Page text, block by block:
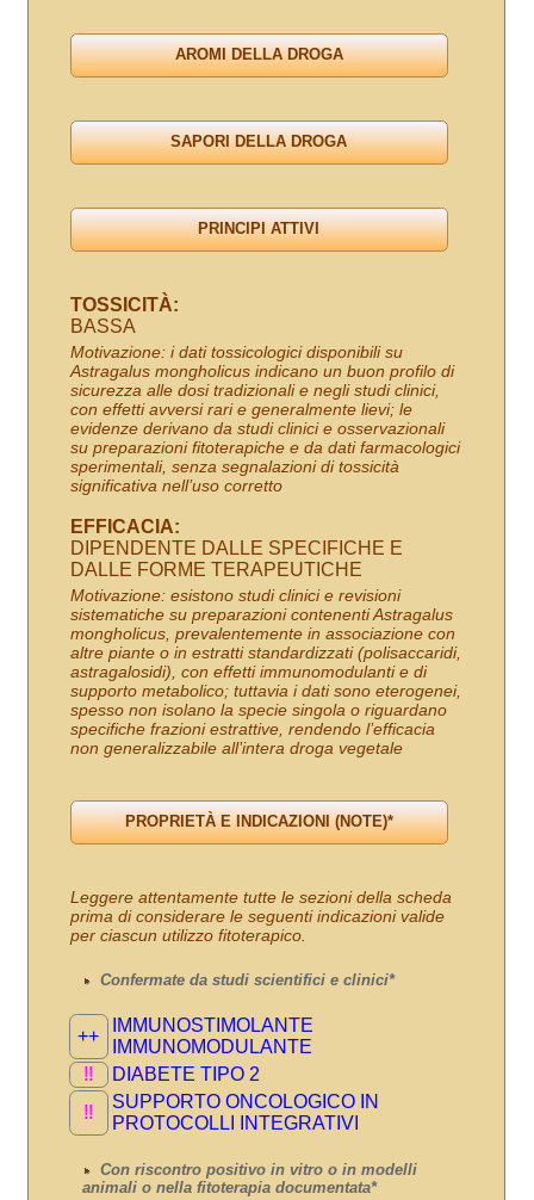
TOSSICITÀ:
BASSA
Motivazione: i dati tossicologici disponibili su
Astragalus mongholicus indicano un buon profilo di
sicurezza alle dosi tradizionali e negli studi clinici,
con effetti avversi rari e generalmente lievi; le
evidenze derivano da studi clinici e osservazionali
su preparazioni fitoterapiche e da dati farmacologici
sperimentali, senza segnalazioni di tossicità
significativa nell’uso corretto
EFFICACIA:
DIPENDENTE DALLE SPECIFICHE E
DALLE FORME TERAPEUTICHE
Motivazione: esistono studi clinici e revisioni
sistematiche su preparazioni contenenti Astragalus
mongholicus, prevalentemente in associazione con
altre piante o in estratti standardizzati (polisaccaridi,
astragalosidi), con effetti immunomodulanti e di
supporto metabolico; tuttavia i dati sono eterogenei,
spesso non isolano la specie singola o riguardano
specifiche frazioni estrattive, rendendo l’efficacia
non generalizzabile all’intera droga vegetale
Leggere attentamente tutte le sezioni della scheda
prima di considerare le seguenti indicazioni valide
per ciascun utilizzo fitoterapico.
Confermate da studi scientifici e clinici*
++
IMMUNOSTIMOLANTE
IMMUNOMODULANTE
!!
DIABETE TIPO 2
!!
SUPPORTO ONCOLOGICO IN
PROTOCOLLI INTEGRATIVI
Con riscontro positivo in vitro o in modelli
animali o nella fitoterapia documentata*